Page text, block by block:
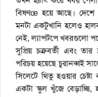
বিষণœ হয়ে আছে।
মনটা একটুখানি হলেও
নেই, ল্যাপটপে খবরগুলো
সুপ্রিয় চক্রবর্তী এবং তার
পরিচয় হয়েছে চুরানব্বই
সিলেটে থিতু হওয়ার
একটা স্কুল খুঁজে